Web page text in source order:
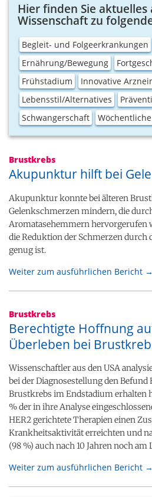
Hier finden Sie aktuelles
Wissenschaft zu
Begleit- und Folgeerkrankungen
Ernährung/Bewegung
Frühstadium
Innovative
Lebensstil/Alternatives
Schwangerschaft
Brustkrebs
Akupunktur hilft bei
Akupunktur konnte bei älteren
Gelenkschmerzen mindern, die
Aromatasehemmern hervorgerufen
die Reduktion der Schmerzen
genug ist.
Weiter zum ausführlichen Bericht →
Brustkrebs
Berechtigte Hoffnung
Überleben bei
Wissenschaftler aus den USA
bei der Diagnosestellung den
Brustkrebs im Endstadium erhalten
% der in ihre Analyse
HER2 gerichtete Therapien einen
Krankheitsaktivität erreichten und
(98 %) auch nach 10 Jahren noch am
Weiter zum ausführlichen Bericht →